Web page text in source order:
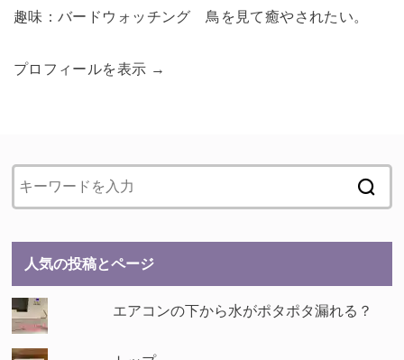
趣味：バードウォッチング 鳥を見て癒やされたい。
プロフィールを表示 →
人気の投稿とページ
エアコンの下から水がポタポタ漏れる？